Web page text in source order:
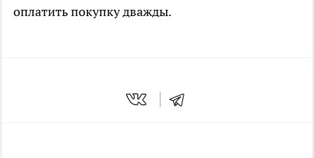
оплатить покупку дважды.